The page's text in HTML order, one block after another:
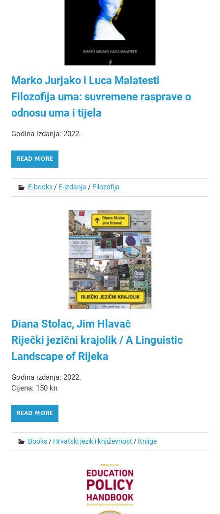
Marko Jurjako i Luca Malatesti
Filozofija uma: suvremene rasprave o
odnosu uma i tijela
Godina izdanja: 2022.
READ MORE
E-books/ E-izdanja / Filozofija
Diana Stolac, Jim Hlavač
Riječki jezični krajolik / A Linguistic
Landscape of Rijeka
Godina izdanja: 2022.
Cijena: 150 kn
READ MORE
Books/ Hrvatski jezik i književnost / Knjige